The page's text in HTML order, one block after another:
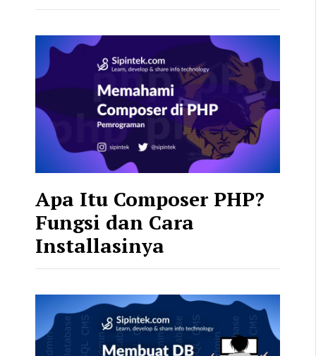
Apa Itu Composer PHP?
Fungsi dan Cara
Installasinya